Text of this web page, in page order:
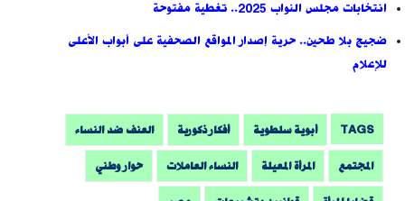
انتخابات مجلس النواب 2025.. تغطية مفتوحة
ضجيج بلا طحين.. حرية إصدار المواقع الصحفية على أبواب الأعلى
للإعلام
TAGS أبوية سلطوية أفكار ذكورية العنف ضد النساء
المجتمع المرأة المعيلة النساء العاملات حوار وطني